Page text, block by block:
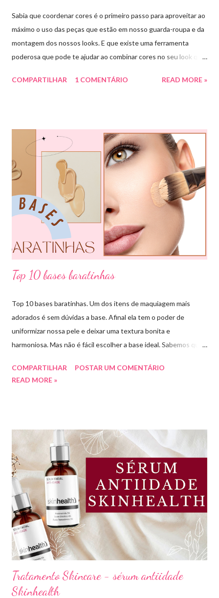
Sabia que coordenar cores é o primeiro passo para aproveitar ao
máximo o uso das peças que estão em nosso guarda-roupa e da
montagem dos nossos looks. E que existe uma ferramenta
poderosa que pode te ajudar ao combinar cores no seu look que
divido em 12 pedaços, onde cada um pedaço apresenta uma cor,
para nossos looks criando produções incríveis. Essa ferramenta
é super usada por profissionais da moda, porém qualquer pessoa
pode usar e garanto pra vocês que ajuda muitooo! Bora conferir
algumas das combinações de cores que podemos fazer com o
círculo cromático: COMBINAÇÃO MONOCROMÁTICA: uma
única cor ou a combinação de tom sobre tom (entre variação de
claro e escuro dessa mesma cor). COMBINAÇÃO ANÁLOGA:
COMPARTILHAR 1 COMENTÁRIO READ MORE »
Top 10 bases baratinhas
Top 10 bases baratinhas. Um dos itens de maquiagem mais
adorados é sem dúvidas a base. Afinal ela tem o poder de
uniformizar nossa pele e deixar uma textura bonita e
harmoniosa. Mas não é fácil escolher a base ideal. Sabemos que
hoje eu trouxe uma top lista com 10 bases nacionais com ótimo
Lima. Compartilhando dicas de produtos, resenhas, rotinas de
beleza, bem-estar e autoestima. TOP 10 BASES BARATINHAS
Escolher uma boa base para a maquiagem não é algo tão simples.
Afinal temos que avaliar para qual tipo de pele, tonalidade,
subtom, ativos (se for o caso) e ainda o preço. Neste vídeo do
meu canal mostrei como vocês podem comprar uma base sem
errar na cor. É um site que tem salvado minha vida,...
COMPARTILHAR
POSTAR UM COMENTÁRIO
READ MORE »
Tratamento Skincare - sérum antiidade
Skinhealth